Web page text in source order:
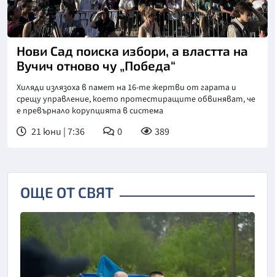
Снимка: Данас
Нови Сад поиска избори, а властта на
Вучич отново чу „Победа“
Хиляди излязоха в памет на 16-те жертви от гарата и
срещу управление, което протестиращите обвиняват, че
е превърнало корупцията в система
21 юни | 7:36 0 389
ОЩЕ ОТ СВЯТ